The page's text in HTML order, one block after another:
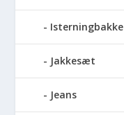
Isterningbakke
Jakkesæt
Jeans